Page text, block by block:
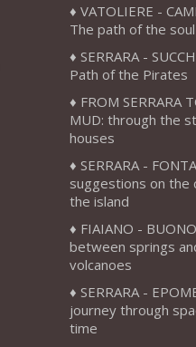
VATOLIERE -
The path of the soul
SERRARA -
Path of the Pirates
FROM SERRARA
MUD: through the
houses
SERRARA -
suggestions on the
the island
FIAIANO -
between springs
volcanoes
SERRARA -
journey through
time